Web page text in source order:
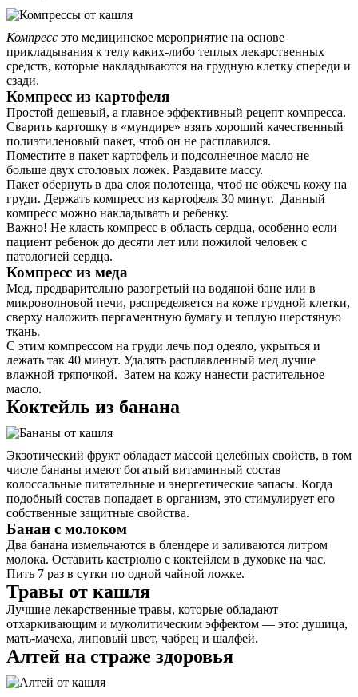
Компресс это медицинское мероприятие на основе
прикладывания к телу каких-либо теплых лекарственных
средств, которые накладываются на грудную клетку спереди и
сзади.
Компресс из картофеля
Простой дешевый, а главное эффективный рецепт компресса.
Сварить картошку в «мундире» взять хороший качественный
полиэтиленовый пакет, чтоб он не расплавился.
Поместите в пакет картофель и подсолнечное масло не
больше двух столовых ложек. Раздавите массу.
Пакет обернуть в два слоя полотенца, чтоб не обжечь кожу на
груди. Держать компресс из картофеля 30 минут. Данный
компресс можно накладывать и ребенку.
Важно! Не класть компресс в область сердца, особенно если
пациент ребенок до десяти лет или пожилой человек с
патологией сердца.
Компресс из меда
Мед, предварительно разогретый на водяной бане или в
микроволновой печи, распределяется на коже грудной клетки,
сверху наложить пергаментную бумагу и теплую шерстяную
ткань.
С этим компрессом на груди лечь под одеяло, укрыться и
лежать так 40 минут. Удалять расплавленный мед лучше
влажной тряпочкой. Затем на кожу нанести растительное
масло.
Коктейль из банана
Экзотический фрукт обладает массой целебных свойств, в том
числе бананы имеют богатый витаминный состав
колоссальные питательные и энергетические запасы. Когда
подобный состав попадает в организм, это стимулирует его
собственные защитные свойства.
Банан с молоком
Два банана измельчаются в блендере и заливаются литром
молока. Оставить кастрюлю с коктейлем в духовке на час.
Пить 7 раз в сутки по одной чайной ложке.
Травы от кашля
Лучшие лекарственные травы, которые обладают
отхаркивающим и муколитическим эффектом — это: душица,
мать-мачеха, липовый цвет, чабрец и шалфей.
Алтей на страже здоровья